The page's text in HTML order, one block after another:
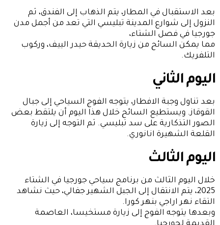
بعد الاستقبال في المطار، يتم الذهاب إلى الفندق، ثم
النزول إلى شوارع المدينة تبليسي التي تعد من أجمل مدن
جورجيا في فصل الشتاء،
مما يمكن السائح من زيارة الحديقة حيدر الييف، وركوب
التلفريك.
اليوم الثاني
بعد تناول وجبة الافطار، يتوجه الفوج السياحي إلى جبال
القوقاز. ويستطيع السائح خلال هذا اليوم أن يلتقط بعض
الصور التذكارية على سد تبليسي. ثم التوجه إلى زيارة
القلعة الشهيرة انانوري.
اليوم الثالث
خلال اليوم الثالث من برنامج سياحي جورجيا في الشتاء
2025، يتم الانتقال إلى الجبل الشهير جفالي، حيث نشاهد
التقاء نهر اراجي بنهر كورا.
وبعدها يتوجه الفوج إلى زيارة مستخيسا، العاصمة